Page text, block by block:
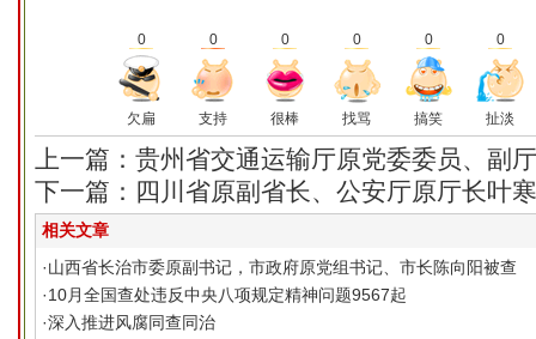
0 0 0 0 0 0
欠扁 支持 很棒 找骂 搞笑 扯淡
上一篇：贵州省交通运输厅原党委委员、副
下一篇：四川省原副省长、公安厅原厅长叶寒
相关文章
·山西省长治市委原副书记，市政府原党组书记、市长陈向阳被查
·10月全国查处违反中央八项规定精神问题9567起
·深入推进风腐同查同治